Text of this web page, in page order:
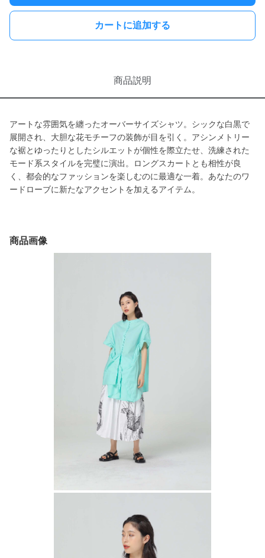
カートに追加する
商品説明
アートな雰囲気を纏ったオーバーサイズシャツ。シックな白黒で
展開され、大胆な花モチーフの装飾が目を引く。アシンメトリー
な裾とゆったりとしたシルエットが個性を際立たせ、洗練された
モード系スタイルを完璧に演出。ロングスカートとも相性が良
く、都会的なファッションを楽しむのに最適な一着。あなたのワ
ードローブに新たなアクセントを加えるアイテム。
商品画像